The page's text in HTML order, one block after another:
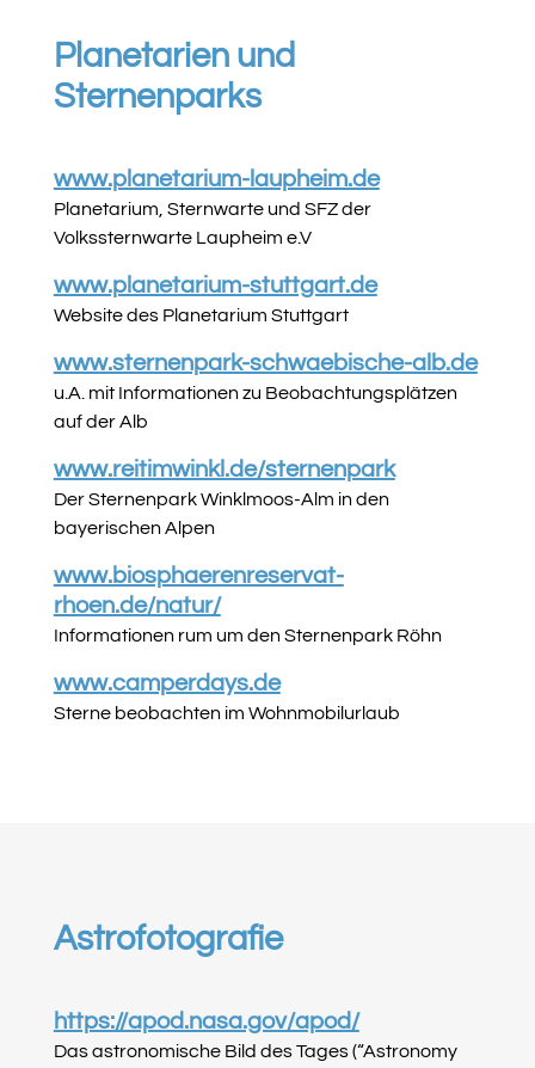
Planetarien und
Sternenparks
www.planetarium-laupheim.de
Planetarium, Sternwarte und SFZ der
Volkssternwarte Laupheim e.V
www.planetarium-stuttgart.de
Website des Planetarium Stuttgart
www.sternenpark-schwaebische-alb.de
u.A. mit Informationen zu Beobachtungsplätzen
auf der Alb
www.reitimwinkl.de/sternenpark
Der Sternenpark Winklmoos-Alm in den
bayerischen Alpen
www.biosphaerenreservat-
rhoen.de/natur/
Informationen rum um den Sternenpark Röhn
www.camperdays.de
Sterne beobachten im Wohnmobilurlaub
Astrofotografie
https://apod.nasa.gov/apod/
Das astronomische Bild des Tages (“Astronomy